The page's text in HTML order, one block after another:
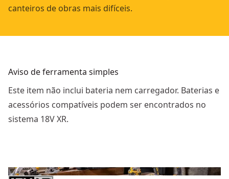
canteiros de obras mais difíceis.
Aviso de ferramenta simples
Este item não inclui bateria nem carregador. Baterias e
acessórios compatíveis podem ser encontrados no
sistema 18V XR.